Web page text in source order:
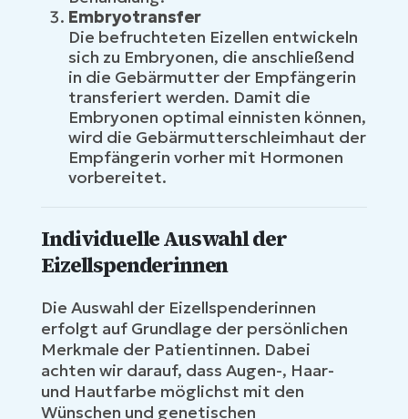
Embryotransfer
Die befruchteten Eizellen entwickeln
sich zu Embryonen, die anschließend
in die Gebärmutter der Empfängerin
transferiert werden. Damit die
Embryonen optimal einnisten können,
wird die Gebärmutterschleimhaut der
Empfängerin vorher mit Hormonen
vorbereitet.
Individuelle Auswahl der
Eizellspenderinnen
Die Auswahl der Eizellspenderinnen
erfolgt auf Grundlage der persönlichen
Merkmale der Patientinnen. Dabei
achten wir darauf, dass Augen-, Haar-
und Hautfarbe möglichst mit den
Wünschen und genetischen